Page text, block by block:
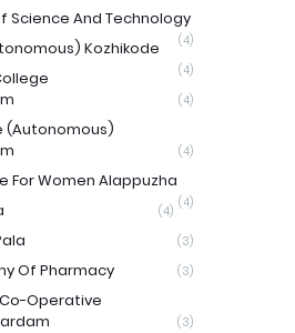
Science And Technology
(4)
Kozhikode
(4)
(4)
(Autonomous)
(4)
For Women Alappuzha
(4)
(4)
(3)
Of Pharmacy (3)
Operative
(3)